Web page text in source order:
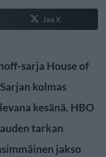
Jaa X
sarja House of
kolmas
kesänä. HBO
tarkan
jakso